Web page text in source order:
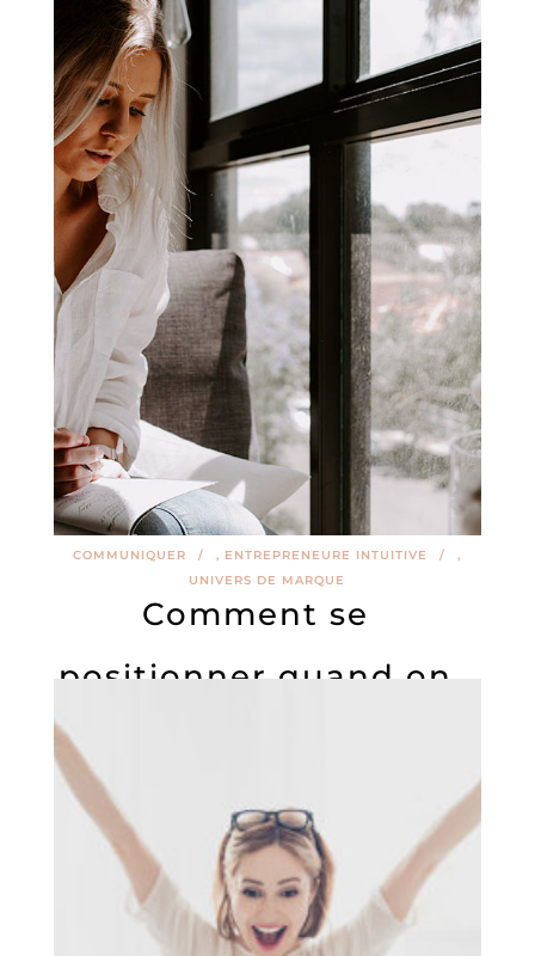
on allait plus loin ?
Comment se
positionner quand on
COMMUNIQUER , ENTREPRENEURE INTUITIVE
,
UNIVERS DE MARQUE